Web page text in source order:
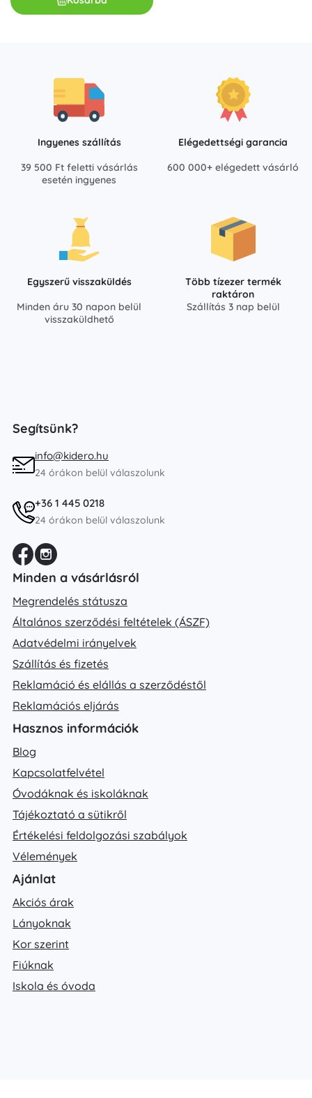
Ingyenes szállítás
39 500 Ft feletti vásárlás
esetén ingyenes
Elégedettségi garancia
600 000+ elégedett vásárló
Egyszerű visszaküldés
Minden áru 30 napon belül
visszaküldhető
Több tízezer termék
raktáron
Szállítás 3 nap belül
Segítsünk?
info@kidero.hu
24 órákon belül válaszolunk
+36 1 445 0218
24 órákon belül válaszolunk
Minden a vásárlásról
Megrendelés státusza
Általános szerződési feltételek (ÁSZF)
Adatvédelmi irányelvek
Szállítás és fizetés
Reklamáció és elállás a szerződéstől
Reklamációs eljárás
Hasznos információk
Blog
Kapcsolatfelvétel
Óvodáknak és iskoláknak
Tájékoztató a sütikről
Értékelési feldolgozási szabályok
Vélemények
Ajánlat
Akciós árak
Lányoknak
Kor szerint
Fiúknak
Iskola és óvoda